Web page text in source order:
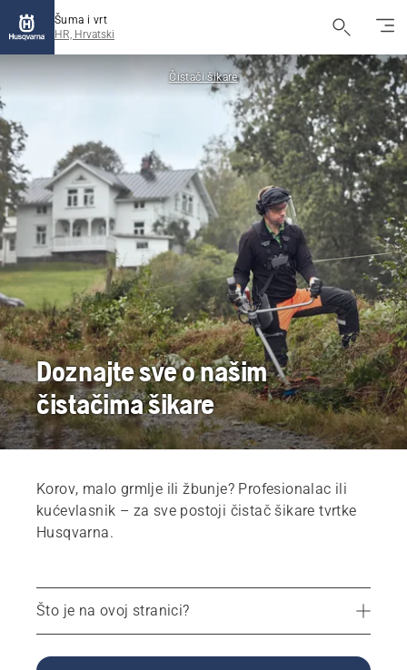
Šuma i vrt
HR, Hrvatski
Čistači šikare
Doznajte sve o našim
čistačima šikare
Korov, malo grmlje ili žbunje? Profesionalac ili
kućevlasnik – za sve postoji čistač šikare tvrtke
Husqvarna.
Što je na ovoj stranici?
Preporučeni proizvodi